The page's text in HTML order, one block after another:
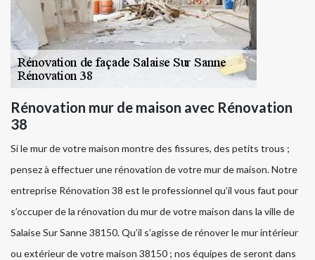
Rénovation mur de maison avec Rénovation
38
Si le mur de votre maison montre des fissures, des petits trous ;
pensez à effectuer une rénovation de votre mur de maison. Notre
entreprise Rénovation 38 est le professionnel qu’il vous faut pour
s’occuper de la rénovation du mur de votre maison dans la ville de
Salaise Sur Sanne 38150. Qu’il s’agisse de rénover le mur intérieur
ou extérieur de votre maison 38150 ; nos équipes de seront dans